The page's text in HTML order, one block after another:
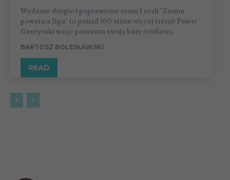
Wydanie drugie i poprawione tomu I serii "Zanim
powstała liga" to ponad 100 stron więcej treści! Paweł
Gaszyński wciąż poszerza swoją bazę źródłową.
BARTOSZ BOLESŁAWSKI
READ